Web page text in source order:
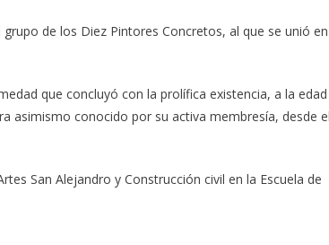
de los Diez Pintores Concretos, al que se unió en
que concluyó con la prolífica existencia, a la edad
asimismo conocido por su activa membresía, desde
San Alejandro y Construcción civil en la Escuela de